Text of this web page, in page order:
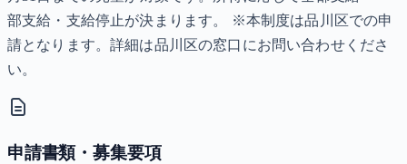
部支給・支給停止が決まります。 ※本制度は品川区での申
請となります。詳細は品川区の窓口にお問い合わせくださ
い。
申請書類・募集要項